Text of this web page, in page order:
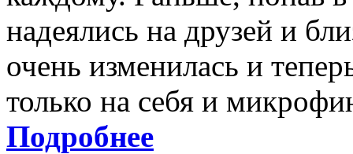
надеялись на друзей и
очень изменилась и
только на себя и
Подробнее